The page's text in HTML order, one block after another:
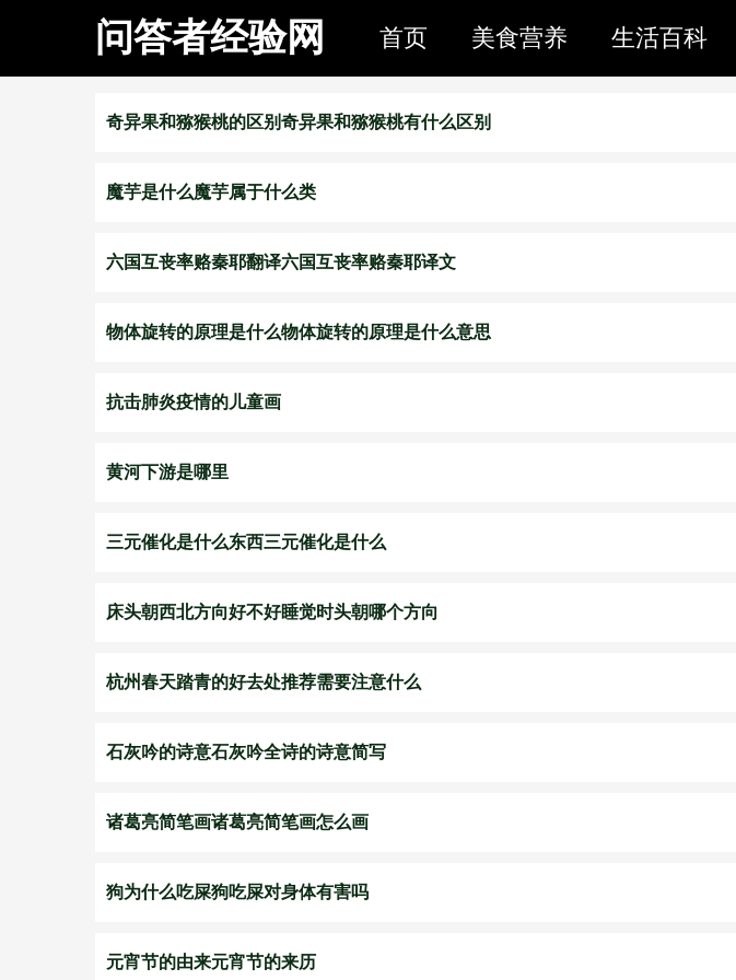
问答者经验网 首页 美食营养 生活百科
奇异果和猕猴桃的区别奇异果和猕猴桃有什么区别
魔芋是什么魔芋属于什么类
六国互丧率赂秦耶翻译六国互丧率赂秦耶译文
物体旋转的原理是什么物体旋转的原理是什么意思
抗击肺炎疫情的儿童画
黄河下游是哪里
三元催化是什么东西三元催化是什么
床头朝西北方向好不好睡觉时头朝哪个方向
杭州春天踏青的好去处推荐需要注意什么
石灰吟的诗意石灰吟全诗的诗意简写
诸葛亮简笔画诸葛亮简笔画怎么画
狗为什么吃屎狗吃屎对身体有害吗
元宵节的由来元宵节的来历